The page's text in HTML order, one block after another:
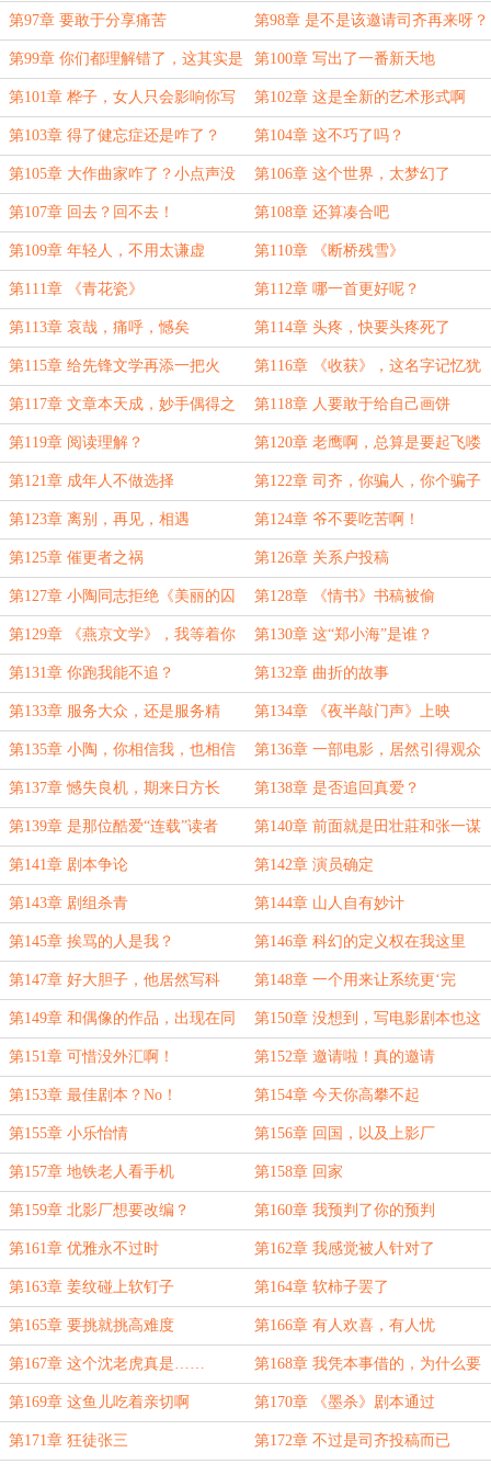
决了
第97章 要敢于分享痛苦 第98章 是不是该邀请司齐再来呀？
第99章 你们都理解错了，这其实是
科幻小说
第100章 写出了一番新天地
第101章 桦子，女人只会影响你写
作的速度
第102章 这是全新的艺术形式啊
第103章 得了健忘症还是咋了？ 第104章 这不巧了吗？
第105章 大作曲家咋了？小点声没
听见啊？
第106章 这个世界，太梦幻了
第107章 回去？回不去！ 第108章 还算凑合吧
第109章 年轻人，不用太谦虚 第110章 《断桥残雪》
第111章 《青花瓷》 第112章 哪一首更好呢？
第113章 哀哉，痛呼，憾矣 第114章 头疼，快要头疼死了
第115章 给先锋文学再添一把火 第116章 《收获》，这名字记忆犹
新呐
第117章 文章本天成，妙手偶得之 第118章 人要敢于给自己画饼
第119章 阅读理解？ 第120章 老鹰啊，总算是要起飞喽
（求月票）
第121章 成年人不做选择 第122章 司齐，你骗人，你个骗子
第123章 离别，再见，相遇 第124章 爷不要吃苦啊！
第125章 催更者之祸 第126章 关系户投稿
第127章 小陶同志拒绝《美丽的囚
徒》
第128章 《情书》书稿被偷
第129章 《燕京文学》，我等着你
的好消息！
第130章 这“郑小海”是谁？
第131章 你跑我能不追？ 第132章 曲折的故事
第133章 服务大众，还是服务精
英？
第134章 《夜半敲门声》上映
第135章 小陶，你相信我，也相信
你自己
第136章 一部电影，居然引得观众
疑神疑鬼，当街拍板砖？
第137章 憾失良机，期来日方长 第138章 是否追回真爱？
第139章 是那位酷爱“连载”读者 第140章 前面就是田壮莊和张一谋
第141章 剧本争论 第142章 演员确定
第143章 剧组杀青 第144章 山人自有妙计
第145章 挨骂的人是我？ 第146章 科幻的定义权在我这里
第147章 好大胆子，他居然写科
幻？
第148章 一个用来让系统更‘完
美’的工具
第149章 和偶像的作品，出现在同
一本杂志中
第150章 没想到，写电影剧本也这
么牛13！
第151章 可惜没外汇啊！ 第152章 邀请啦！真的邀请
啦！！！
第153章 最佳剧本？No！ 第154章 今天你高攀不起
第155章 小乐怡情 第156章 回国，以及上影厂
第157章 地铁老人看手机 第158章 回家
第159章 北影厂想要改编？ 第160章 我预判了你的预判
第161章 优雅永不过时 第162章 我感觉被人针对了
第163章 姜纹碰上软钉子 第164章 软柿子罢了
第165章 要挑就挑高难度 第166章 有人欢喜，有人忧
第167章 这个沈老虎真是…… 第168章 我凭本事借的，为什么要
还？
第169章 这鱼儿吃着亲切啊 第170章 《墨杀》剧本通过
第171章 狂徒张三 第172章 不过是司齐投稿而已